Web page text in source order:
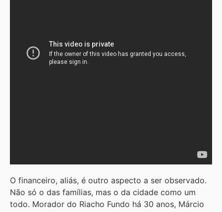
O financeiro, aliás, é outro aspecto a ser observado.
Não só o das famílias, mas o da cidade como um
todo. Morador do Riacho Fundo há 30 anos, Márcio